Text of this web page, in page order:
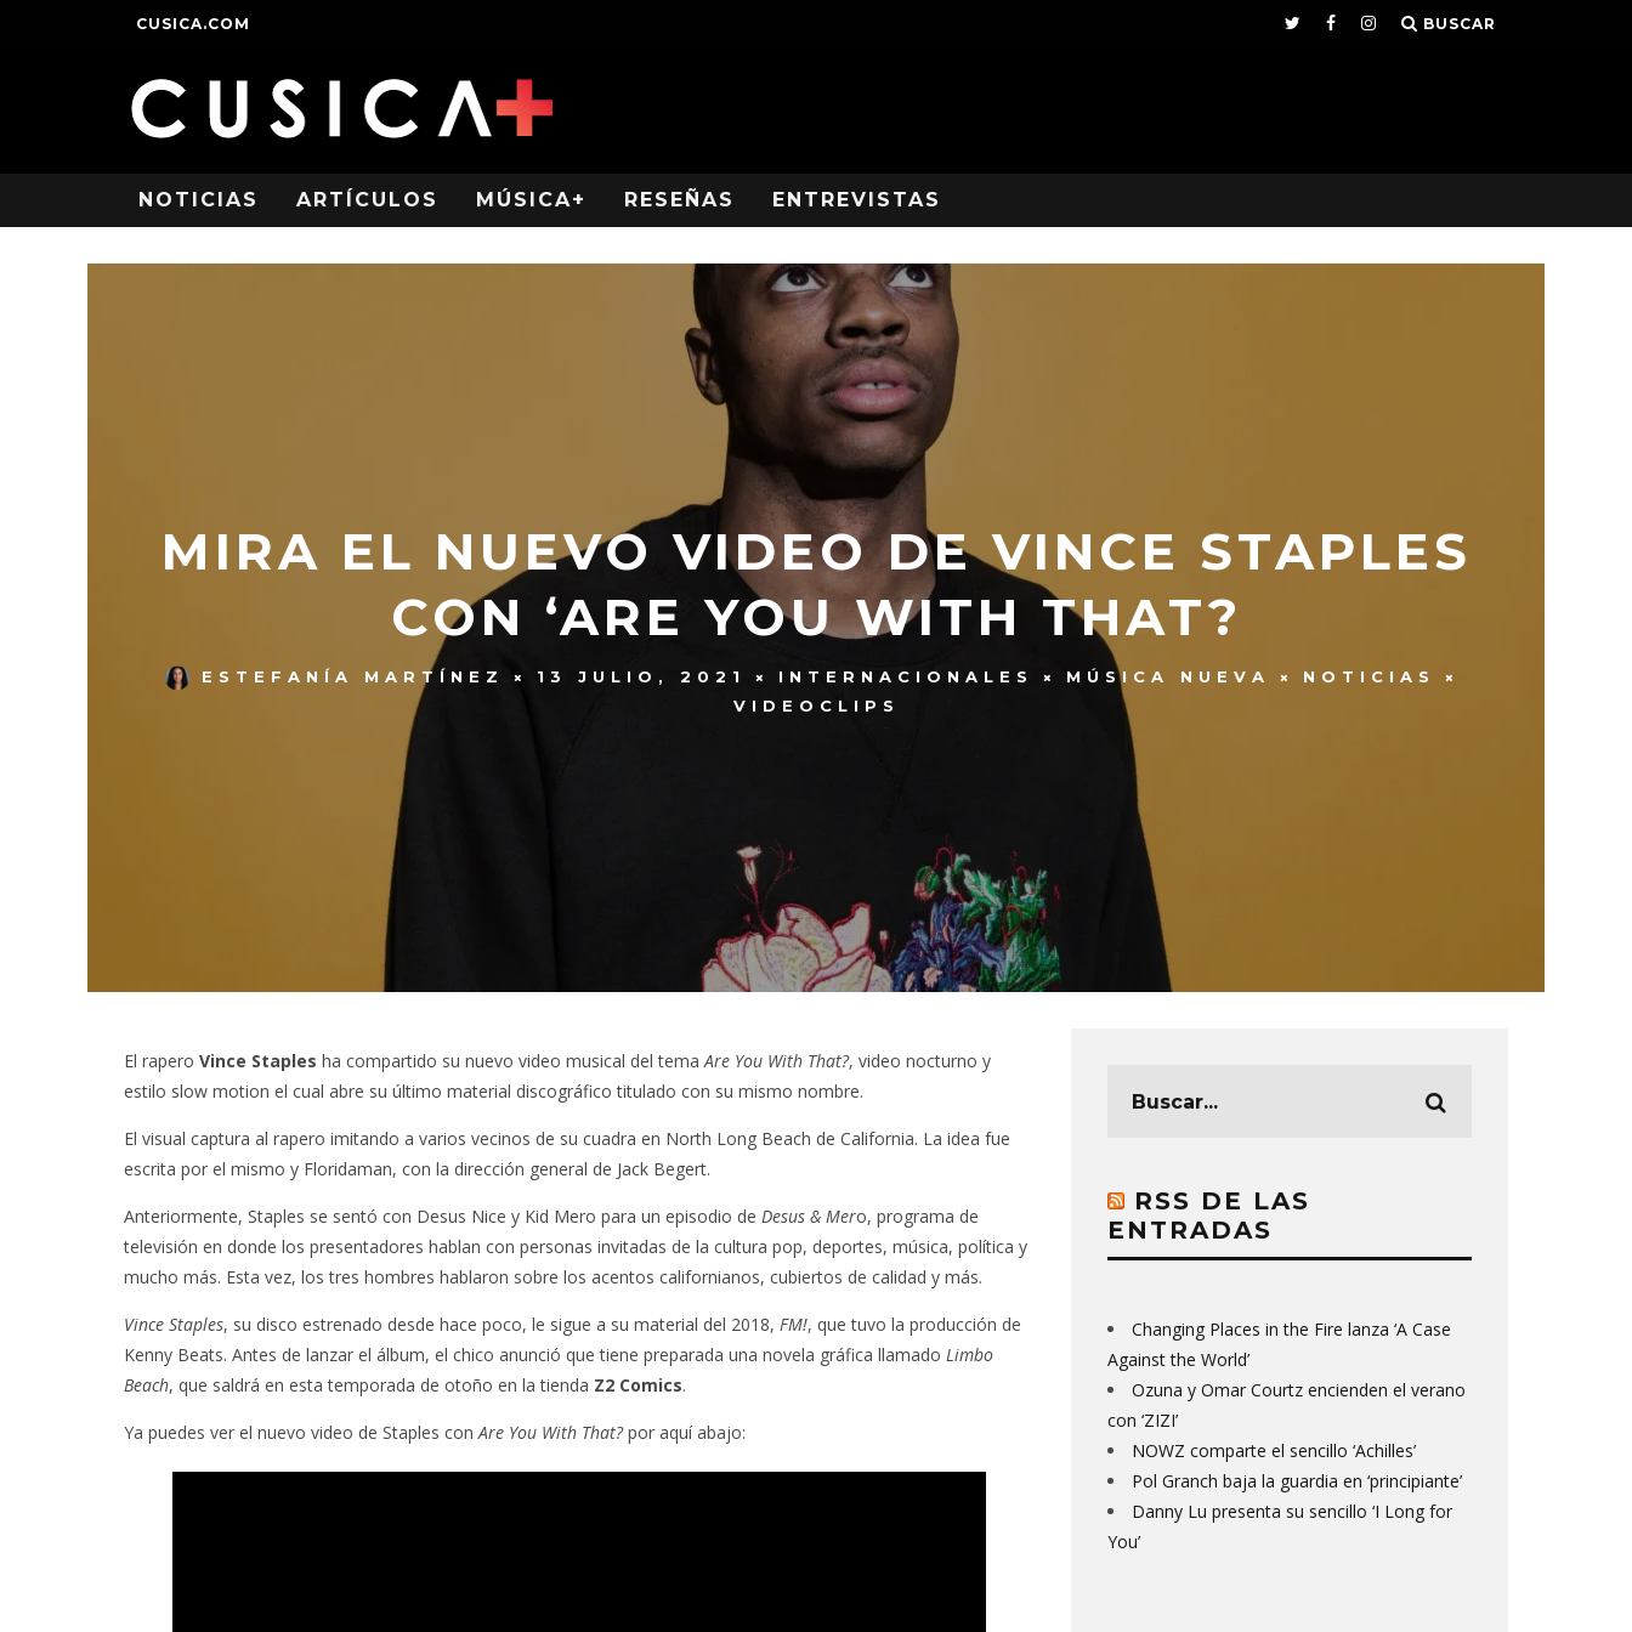
CUSICA.COM BUSCAR
NOTICIAS ARTÍCULOS MÚSICA+ RESEÑAS ENTREVISTAS
MIRA EL NUEVO VIDEO DE VINCE STAPLES
CON ‘ARE YOU WITH THAT?
ESTEFANÍA MARTÍNEZ 13 JULIO, 2021 INTERNACIONALES MÚSICA NUEVA
NOTICIAS
VIDEOCLIPS
El rapero Vince Staples ha compartido su nuevo video musical del temaAre You With That?, video nocturno y
estilo slow motion el cual abre su último material discográfico titulado con su mismo nombre.
El visual captura al rapero imitando a varios vecinos de su cuadra en North Long Beach de California. La idea fue
escrita por el mismo y Floridaman, con la dirección general de Jack Begert.
Anteriormente, Staples se sentó con Desus Nice y Kid Mero para un episodio de Desus & Mero, programa de
televisión en donde los presentadores hablan con personas invitadas de la cultura pop, deportes, música, política y
mucho más. Esta vez, los tres hombres hablaron sobre los acentos californianos, cubiertos de calidad y más.
Vince Staples, su disco estrenado desde hace poco, le sigue a su material del 2018, FM!, que tuvo la producción de
Kenny Beats. Antes de lanzar el álbum, el chico anunció que tiene preparada una novela gráfica llamado Limbo
Beach, que saldrá en esta temporada de otoño en la tienda Z2 Comics.
Ya puedes ver el nuevo video de Staples con Are You With That?por aquí abajo:
RSS DE LAS
ENTRADAS
Changing Places in the Fire lanza ‘A Case
Against the World’
Ozuna y Omar Courtz encienden el verano
con ‘ZIZI’
NOWZ comparte el sencillo ‘Achilles’
Pol Granch baja la guardia en ‘principiante’
Danny Lu presenta su sencillo ‘I Long for
You’